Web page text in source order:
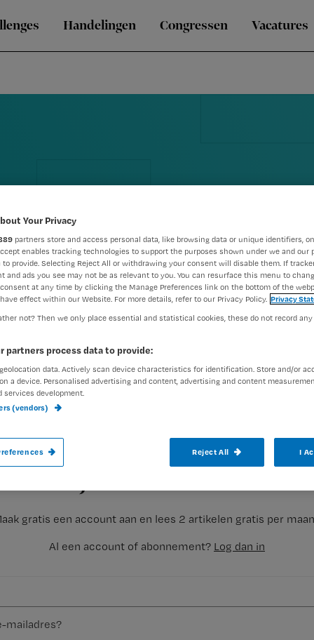
Handelingen Congressen Vacatures
gratis een account aan en lees 2 artikelen gratis per
Al een account of abonnement? Log dan in
Weer wordt er gesneden in subsidies
Verzorgende Conny maakt zich zorgen.
Het ministerie van VWS heeft aangekondigd dat zij van plan
Your Privacy
partners store and access personal data, like browsing data or unique identifiers,
enables tracking technologies to support the purposes shown under we and our
to provide. Selecting Reject All or withdrawing your consent will disable them. If
and ads you see may not be as relevant to you. You can resurface this menu to
at any time by clicking the Manage Preferences link on the bottom of the
effect within our Website. For more details, refer to our Privacy Policy. Privacy
not? Then we only place essential and statistical cookies, these do not record
partners process data to provide:
data. Actively scan device characteristics for identification. Store and/or
a device. Personalised advertising and content, advertising and content
services development.
(vendors)
Reject All I